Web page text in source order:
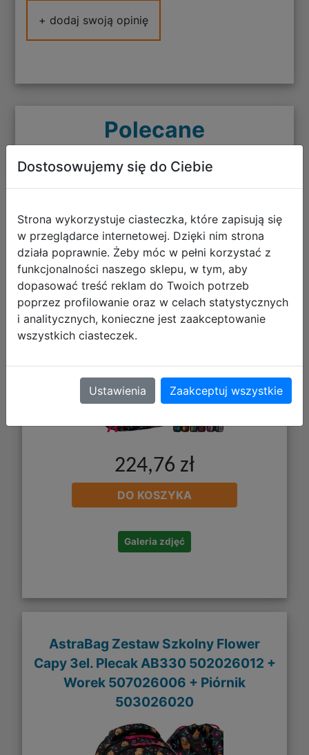
+ dodaj swoją opinię
Polecane
AstraBag Zestaw Szkolny Flower
Capy 3el. Plecak AB300 502026013
+ Worek 507026006 + Piórnik
503026019
224,76 zł
DO KOSZYKA
Galeria zdjęć
AstraBag Zestaw Szkolny Flower
Capy 3el. Plecak AB330 502026012 +
Worek 507026006 + Piórnik
503026020
Dostosowujemy się do Ciebie
Strona wykorzystuje ciasteczka, które zapisują się
w przeglądarce internetowej. Dzięki nim strona
działa poprawnie. Żeby móc w pełni korzystać z
funkcjonalności naszego sklepu, w tym, aby
dopasować treść reklam do Twoich potrzeb
poprzez profilowanie oraz w celach statystycznych
i analitycznych, konieczne jest zaakceptowanie
wszystkich ciasteczek.
Ustawienia Zaakceptuj wszystkie